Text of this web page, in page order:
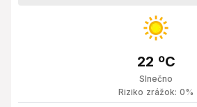
Slnečno
22 ºC
Riziko zrážok: 0%